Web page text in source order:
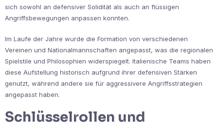
sich sowohl an defensiver Solidität als auch an flüssigen
Angriffsbewegungen anpassen konnten.
Im Laufe der Jahre wurde die Formation von verschiedenen
Vereinen und Nationalmannschaften angepasst, was die regionalen
Spielstile und Philosophien widerspiegelt. Italienische Teams haben
diese Aufstellung historisch aufgrund ihrer defensiven Stärken
genutzt, während andere sie für aggressivere Angriffsstrategien
angepasst haben.
Schlüsselrollen und